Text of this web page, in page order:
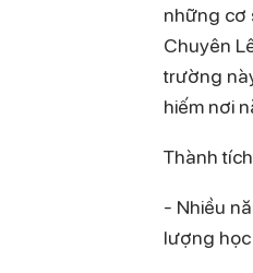
những cơ
Chuyên
trường
hiếm nơi
Thành
- Nhiều
lượng